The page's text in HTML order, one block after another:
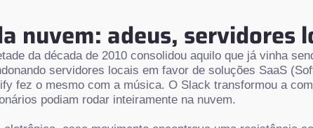
nuvem: adeus, servidores
da década de 2010 consolidou aquilo que já vinha
servidores locais em favor de soluções SaaS
fez o mesmo com a música. O Slack transformou a
podiam rodar inteiramente na nuvem.